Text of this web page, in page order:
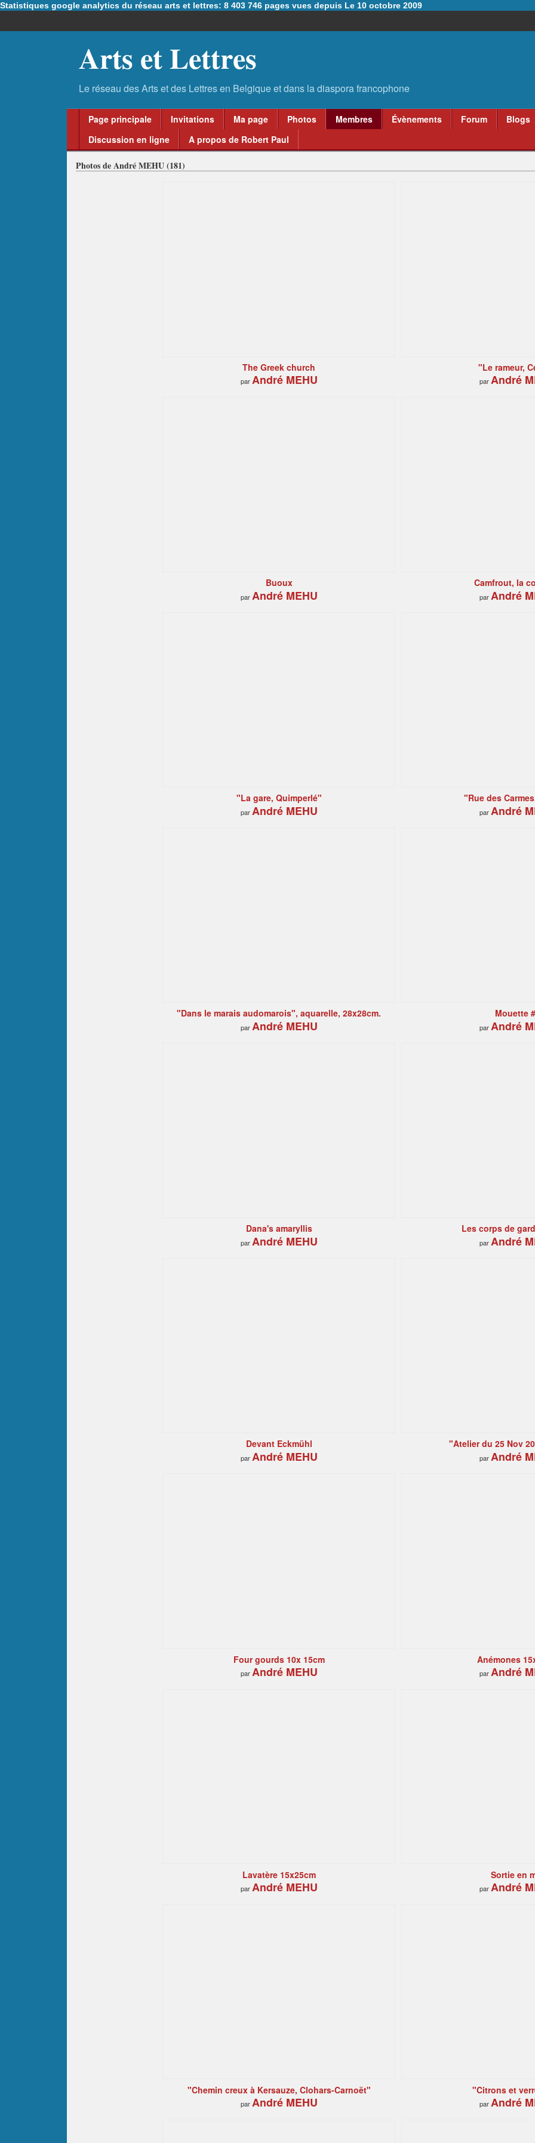
Statistiques google analytics du réseau arts et lettres: 8 403 746 pages vues depuis Le 10 octobre 2009
Arts et Lettres
Page principale Invitations Ma page Photos Membres Évènements Forum Blogs
Discussion en ligne
A propos de Robert Paul
Photos de André MEHU (181)
The Greek church
parAndré MEHU
"Le rameur,
parAndré
Buoux
parAndré MEHU
Camfrout, la
parAndré
"La gare, Quimperlé"
parAndré MEHU
"Rue des
parAndré
"Dans le marais audomarois", aquarelle, 28x28cm.
parAndré MEHU
Mouette
parAndré
Dana's amaryllis
parAndré MEHU
Les corps de
parAndré
Devant Eckmühl
parAndré MEHU
"Atelier du 25 Nov
parAndré
Four gourds 10x 15cm
parAndré MEHU
Anémones
parAndré
Lavatère 15x25cm
parAndré MEHU
Sortie en
parAndré
"Chemin creux à Kersauze, Clohars-Carnoët"
parAndré MEHU
"Citrons et
parAndré